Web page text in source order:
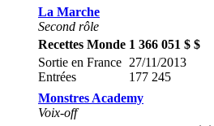
La Marche
Second rôle
Recettes Monde 1 366 051 $ $
Sortie en France
Entrées
27/11/2013
177 245
Monstres Academy
Voix-off